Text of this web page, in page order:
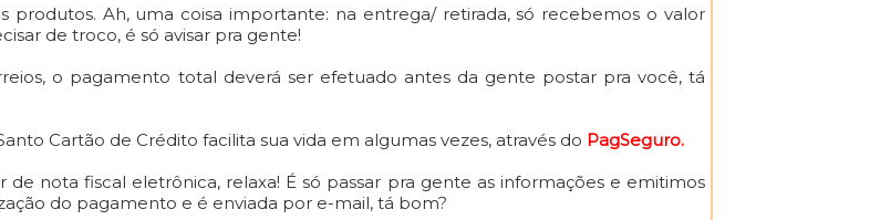
produtos. Ah, uma coisa importante: na entrega/ retirada, só recebemos o valor
de troco, é só avisar pra gente!
o pagamento total deverá ser efetuado antes da gente postar pra você, tá
Cartão de Crédito facilita sua vida em algumas vezes, através do PagSeguro.
nota fiscal eletrônica, relaxa! É só passar pra gente as informações e emitimos
do pagamento e é enviada por e-mail, tá bom?